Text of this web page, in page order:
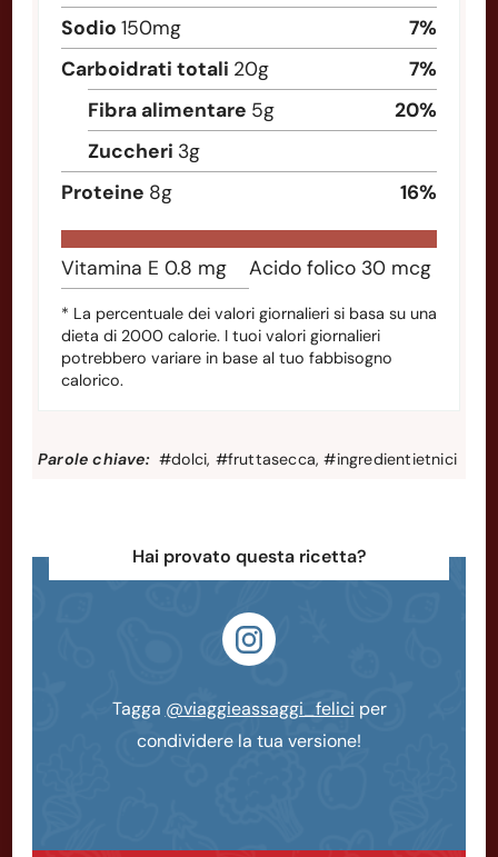
Sodio 150mg 7%
Carboidrati totali 20g 7%
Fibra alimentare 5g 20%
Zuccheri 3g
Proteine 8g 16%
Vitamina E 0.8 mg Acido folico 30 mcg
* La percentuale dei valori giornalieri si basa su una
dieta di 2000 calorie. I tuoi valori giornalieri
potrebbero variare in base al tuo fabbisogno
calorico.
Parole chiave: #dolci, #fruttasecca, #ingredientietnici
Hai provato questa ricetta?
Tagga @viaggieassaggi_felici per
condividere la tua versione!